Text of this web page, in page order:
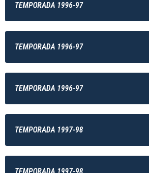
TEMPORADA 1996-97
TEMPORADA 1996-97
TEMPORADA 1996-97
TEMPORADA 1997-98